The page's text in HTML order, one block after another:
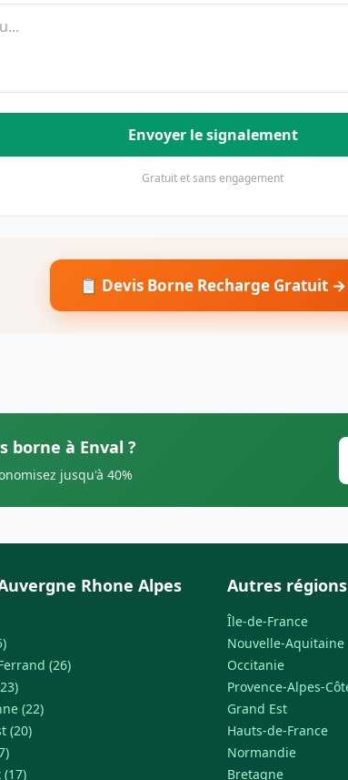
Envoyer le signalement
Gratuit et sans engagement
📋 Devis Borne Recharge Gratuit →
borne à Enval ?
jusqu'à 40%
Rhone Alpes
(26)
(22)
(20)
(17)
Autres régions
Île-de-France
Nouvelle-Aquitaine
Occitanie
Provence-Alpes-
Grand Est
Hauts-de-France
Normandie
Bretagne